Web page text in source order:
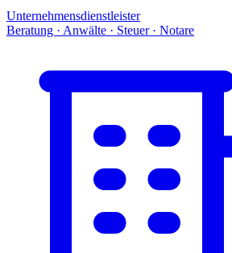
Unternehmensdienstleister
Beratung · Anwälte · Steuer · Notare